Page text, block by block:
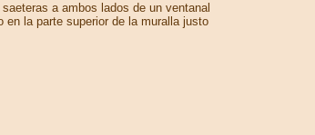
a ambos lados de un ventanal
la parte superior de la muralla justo